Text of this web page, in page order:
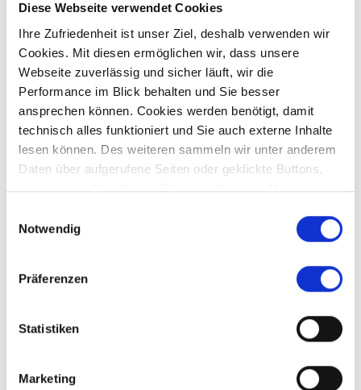
Diese Webseite verwendet Cookies
Ihre Zufriedenheit ist unser Ziel, deshalb verwenden wir
Cookies. Mit diesen ermöglichen wir, dass unsere
Webseite zuverlässig und sicher läuft, wir die
Performance im Blick behalten und Sie besser
ansprechen können. Cookies werden benötigt, damit
technisch alles funktioniert und Sie auch externe Inhalte
lesen können. Des weiteren sammeln wir unter anderem
Daten über aufgerufene Seiten oder geklickte Buttons,
um so unser Angebot an Sie zu verbessern. Unsere
weiteren Daten zusammen, die Sie ihnen bereitgestellt
haben oder die sie im Rahmen Ihrer Nutzung der Dienste
Notwendig
Präferenzen
Statistiken
Marketing
Preis auf Anfrage
Bendinat
*** Verkauft *** Spanien - Mallorca - Bestlage im
Bendinat
158 m²
Affing Aichach-Sulzbach
Bendinat